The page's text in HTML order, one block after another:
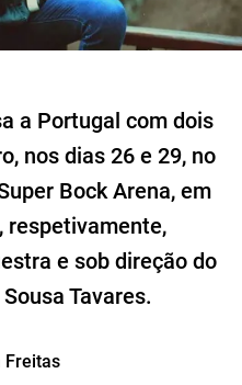
a Portugal com dois
nos dias 26 e 29, no
Bock Arena, em
respetivamente,
e sob direção do
Tavares.
Freitas